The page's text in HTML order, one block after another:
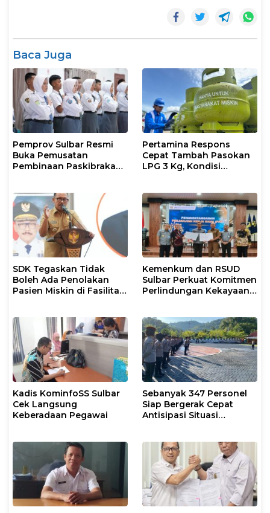
Baca Juga
Pemprov Sulbar Resmi
Buka Pemusatan
Pembinaan Paskibraka
Pertamina Respons
Cepat Tambah Pasokan
LPG 3 Kg, Kondisi
SDK Tegaskan Tidak
Boleh Ada Penolakan
Pasien Miskin di Fasilitas
Kemenkum dan RSUD
Sulbar Perkuat Komitmen
Perlindungan Kekayaan
Kadis KominfoSS Sulbar
Cek Langsung
Keberadaan Pegawai
Sebanyak 347 Personel
Siap Bergerak Cepat
Antisipasi Situasi